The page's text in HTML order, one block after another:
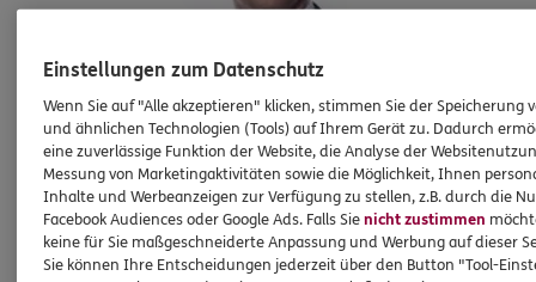
Generalagentur
Tel:
07131-9731802
sven.breiter@ergo.de
Einstellungen zum Datenschutz
Wenn Sie auf "Alle akzeptieren" klicken, stimmen Sie der Speicherung
und ähnlichen Technologien (Tools) auf Ihrem Gerät zu. Dadurch
eine zuverlässige Funktion der Website, die Analyse der
Messung von Marketingaktivitäten sowie die Möglichkeit, Ihnen
Inhalte und Werbeanzeigen zur Verfügung zu stellen, z.B. durch die
Facebook Audiences oder Google Ads. Falls Sienicht zustimmen
keine für Sie maßgeschneiderte Anpassung und Werbung auf dieser
Sie können Ihre Entscheidungen jederzeit über den Button "Tool-